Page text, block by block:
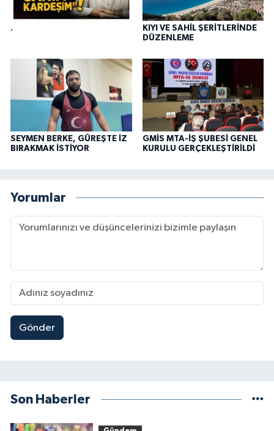
.
KIYI VE SAHİL ŞERİTLERİNDE
DÜZENLEME
SEYMEN BERKE, GÜREŞTE İZ
BIRAKMAK İSTİYOR
GMİS MTA-İŞ ŞUBESİ GENEL
KURULU GERÇEKLEŞTİRİLDİ
Yorumlar
Gönder
Son Haberler